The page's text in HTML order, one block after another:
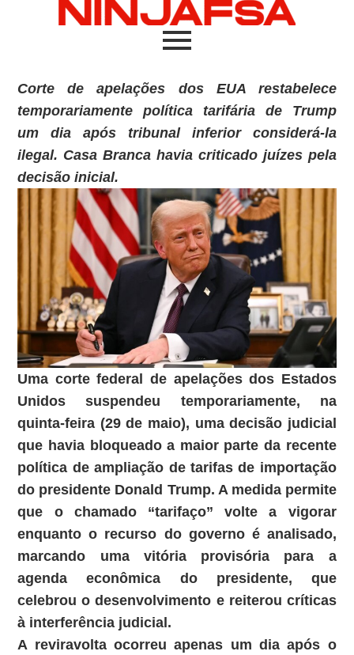
Corte de apelações dos EUA restabelece
temporariamente política tarifária de Trump
um dia após tribunal inferior considerá-la
ilegal. Casa Branca havia criticado juízes pela
decisão inicial.
Uma corte federal de apelações dos Estados
Unidos suspendeu temporariamente, na
quinta-feira (29 de maio), uma decisão judicial
que havia bloqueado a maior parte da recente
política de ampliação de tarifas de importação
do presidente Donald Trump. A medida permite
que o chamado “tarifaço” volte a vigorar
enquanto o recurso do governo é analisado,
marcando uma vitória provisória para a
agenda econômica do presidente, que
celebrou o desenvolvimento e reiterou críticas
à interferência judicial.
A reviravolta ocorreu apenas um dia após o